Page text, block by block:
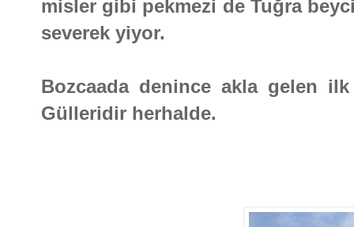
misler gibi pekmezi de Tuğra
severek yiyor.
Bozcaada denince akla gelen
Gülleridir herhalde.